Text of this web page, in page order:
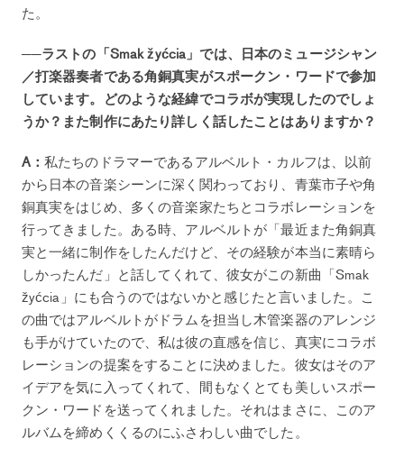
た。
──ラストの「Smak žyćcia」では、日本のミュージシャン
／打楽器奏者である角銅真実がスポークン・ワードで参加
しています。どのような経緯でコラボが実現したのでしょ
うか？また制作にあたり詳しく話したことはありますか？
A：私たちのドラマーであるアルベルト・カルフは、以前
から日本の音楽シーンに深く関わっており、青葉市子や角
銅真実をはじめ、多くの音楽家たちとコラボレーションを
行ってきました。ある時、アルベルトが「最近また角銅真
実と一緒に制作をしたんだけど、その経験が本当に素晴ら
しかったんだ」と話してくれて、彼女がこの新曲「Smak
žyćcia」にも合うのではないかと感じたと言いました。こ
の曲ではアルベルトがドラムを担当し木管楽器のアレンジ
も手がけていたので、私は彼の直感を信じ、真実にコラボ
レーションの提案をすることに決めました。彼女はそのア
イデアを気に入ってくれて、間もなくとても美しいスポー
クン・ワードを送ってくれました。それはまさに、このア
ルバムを締めくくるのにふさわしい曲でした。